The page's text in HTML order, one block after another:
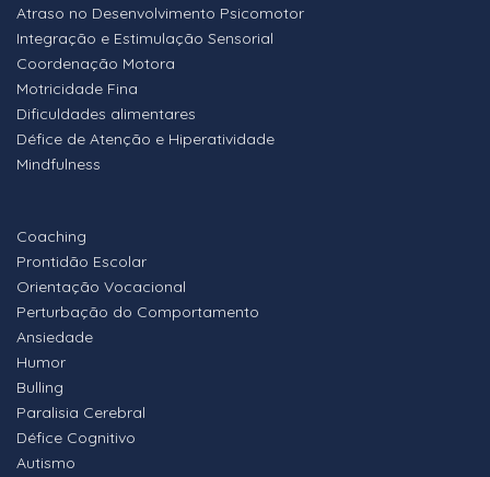
Atraso no Desenvolvimento Psicomotor
Integração e Estimulação Sensorial
Coordenação Motora
Motricidade Fina
Dificuldades alimentares
Défice de Atenção e Hiperatividade
Mindfulness
Coaching
Prontidão Escolar
Orientação Vocacional
Perturbação do Comportamento
Ansiedade
Humor
Bulling
Paralisia Cerebral
Défice Cognitivo
Autismo